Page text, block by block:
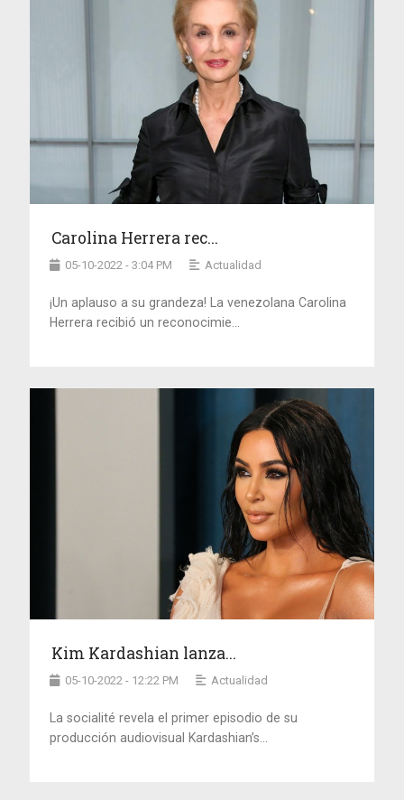
Carolina Herrera rec...
05-10-2022 - 3:04 PM Actualidad
¡Un aplauso a su grandeza! La venezolana Carolina
Herrera recibió un reconocimie...
Kim Kardashian lanza...
05-10-2022 - 12:22 PM Actualidad
La socialité revela el primer episodio de su
producción audiovisual Kardashian’s...